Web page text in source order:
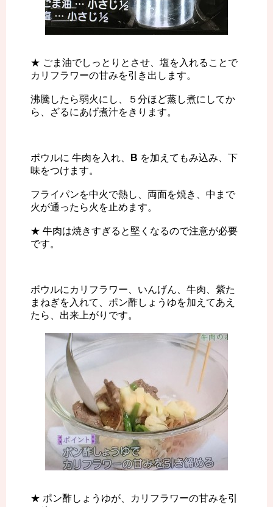
★ ごま油でしっとりとさせ、塩を入れることで
カリフラワーの甘みを引き出します。
沸騰したら弱火にし、５分ほど蒸し煮にしてか
ら、ざるにあげ煮汁をきります。
ボウルに 牛肉を入れ、 B を加えてもみ込み、下
味をつけます。
フライパンを中火で熱し、両面を焼き、中まで
火が通ったら火を止めます。
★ 牛肉は焼きすぎると堅くなるので注意が必要
です。
ボウルにカリフラワー、いんげん、牛肉、紫た
まねぎを入れて、ポン酢しょうゆを加えてあえ
たら、出来上がりです。
★ ポン酢しょうゆが、カリフラワーの甘みを引